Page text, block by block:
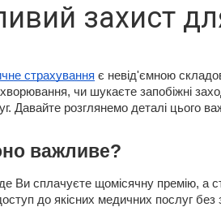
захист
страхування є невід'ємною
чи шукаєте запобіжні
Давайте розглянемо деталі цього
важливе?
Ви сплачуєте щомісячну премію, а
до якісних медичних послуг без